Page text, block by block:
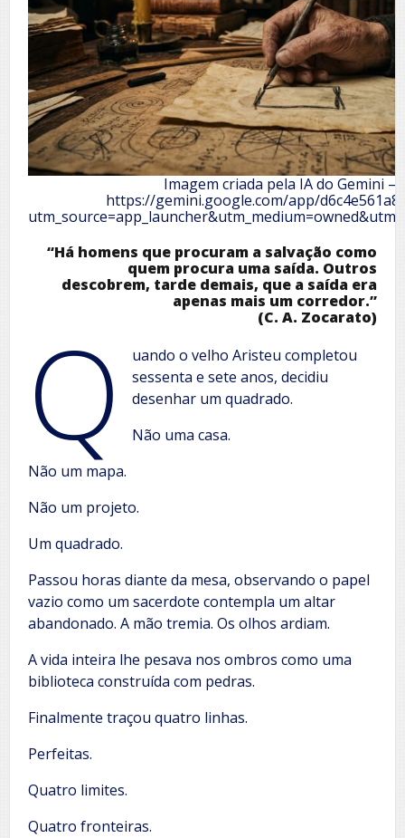
Imagem criada pela IA do Gemini –
https://gemini.google.com/app/
“Há homens que procuram a salvação como
quem procura uma saída. Outros
descobrem, tarde demais, que a saída era
apenas mais um corredor.”
(C. A. Zocarato)
Q
uando o velho Aristeu completou
sessenta e sete anos, decidiu
desenhar um quadrado.
Não uma casa.
Não um mapa.
Não um projeto.
Um quadrado.
Passou horas diante da mesa, observando o papel
vazio como um sacerdote contempla um altar
abandonado. A mão tremia. Os olhos ardiam.
A vida inteira lhe pesava nos ombros como uma
biblioteca construída com pedras.
Finalmente traçou quatro linhas.
Perfeitas.
Quatro limites.
Quatro fronteiras.